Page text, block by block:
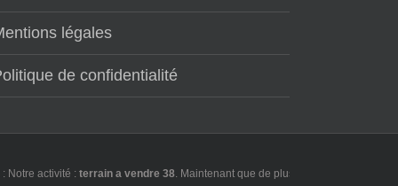
légales
de confidentialité
activité :terrain a vendre 38. Maintenant que de plus en plus d'utilisateurs